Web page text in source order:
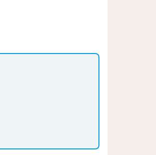
Standaard Kamer